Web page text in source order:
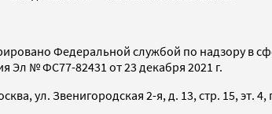
Федеральной службой по надзору в
Эл № ФС77-82431 от 23 декабря 2021 г.
ул. Звенигородская 2-я, д. 13, стр. 15, эт. 4,